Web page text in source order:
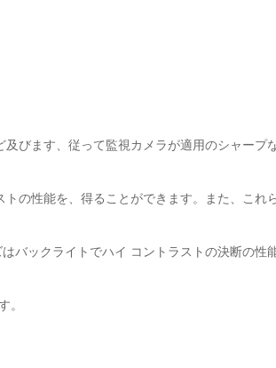
びます、従って監視カメラが適用のシャープ
の性能を、得ることができます。また、これ
バックライトでハイ コントラストの決断の性
。